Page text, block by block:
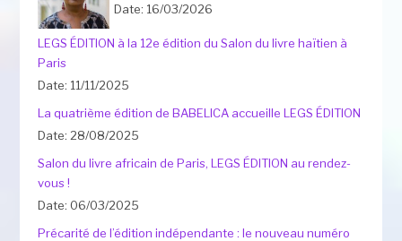
Date: 16/03/2026
LEGS ÉDITION à la 12e édition du Salon du livre haïtien à
Paris
Date: 11/11/2025
La quatrième édition de BABELICA accueille LEGS ÉDITION
Date: 28/08/2025
Salon du livre africain de Paris, LEGS ÉDITION au rendez-
vous !
Date: 06/03/2025
Précarité de l’édition indépendante : le nouveau numéro